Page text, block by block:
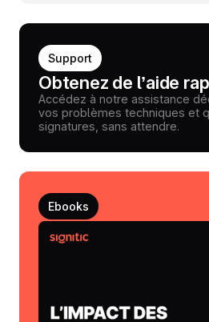
Support
Obtenez de l’aide
Accédez à notre assistance
vos problèmes techniques et
signatures, sans attendre.
Ebooks